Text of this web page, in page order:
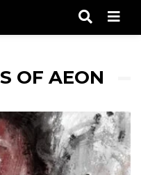
OF AEON